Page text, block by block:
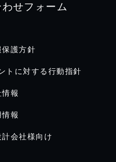
せフォーム
護方針
トに対する行動指針
報
報
会社様向け